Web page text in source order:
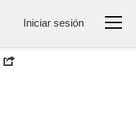
Iniciar sesión